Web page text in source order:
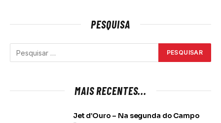
PESQUISA
MAIS RECENTES...
Jet d’Ouro – Na segunda do Campo